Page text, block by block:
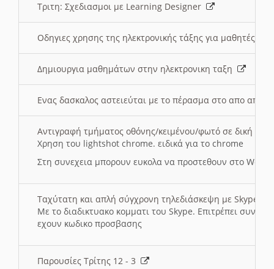
Τριτη: Σχεδιασμοι με Learning Designer
Οδηγιες χρησης της ηλεκτρονικής τάξης για μαθητές
Δημιουργια μαθημάτων στην ηλεκτρονικη ταξη
Ενας δασκαλος αστειεύται με το πέρασμα στο απο
Αντιγραφή τμήματος οθόνης/κειμένου/φωτό σε δική
Χρηση του lightshot chrome. ειδικά για το chrome
Στη συνεχεια μπορουν ευκολα να προστεθουν στο Word
Ταχύτατη και απλή σύγχρονη τηλεδιάσκεψη με Skype
Με το διαδικτυακο κομματι του Skype. Επιτρέπει
εχουν κωδικο προσβασης
Παρουσίες Τρίτης 12 - 3